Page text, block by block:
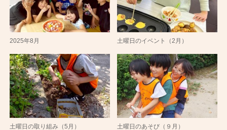
2025年8月 土曜日のイベント（2月）
土曜日の取り組み（5月） 土曜日のあそび（９月）